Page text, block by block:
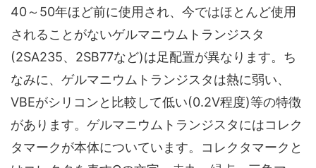
40～50年ほど前に使用され、今ではほとんど使用
されることがないゲルマニウムトランジスタ
(2SA235、2SB77など)は足配置が異なります。ち
なみに、ゲルマニウムトランジスタは熱に弱い、
VBEがシリコンと比較して低い(0.2V程度)等の特徴
があります。ゲルマニウムトランジスタにはコレク
タマークが本体についています。コレクタマークと